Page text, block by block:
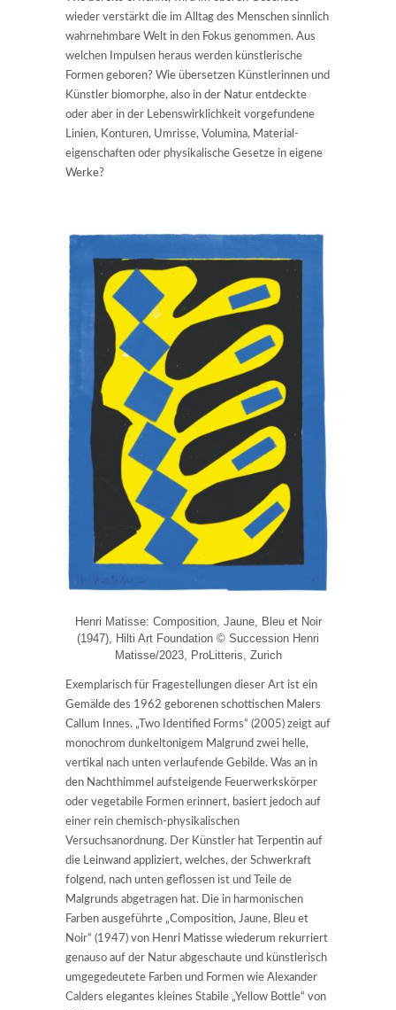
wieder verstärkt die im Alltag des Menschen sinnlich
wahrnehmbare Welt in den Fokus genommen. Aus
welchen Impulsen heraus werden künstlerische
Formen geboren? Wie übersetzen Künstlerinnen und
Künstler biomorphe, also in der Natur entdeckte
oder aber in der Lebenswirklichkeit vorgefundene
Linien, Konturen, Umrisse, Volumina, Material-
eigenschaften oder physikalische Gesetze in eigene
Werke?
Henri Matisse: Composition, Jaune, Bleu et Noir
(1947), Hilti Art Foundation © Succession Henri
Matisse/2023, ProLitteris, Zurich
Exemplarisch für Fragestellungen dieser Art ist ein
Gemälde des 1962 geborenen schottischen Malers
Callum Innes. „Two Identified Forms“ (2005) zeigt auf
monochrom dunkeltonigem Malgrund zwei helle,
vertikal nach unten verlaufende Gebilde. Was an in
den Nachthimmel aufsteigende Feuerwerkskörper
oder vegetabile Formen erinnert, basiert jedoch auf
einer rein chemisch-physikalischen
Versuchsanordnung. Der Künstler hat Terpentin auf
die Leinwand appliziert, welches, der Schwerkraft
folgend, nach unten geflossen ist und Teile de
Malgrunds abgetragen hat. Die in harmonischen
Farben ausgeführte „Composition, Jaune, Bleu et
Noir“ (1947) von Henri Matisse wiederum rekurriert
genauso auf der Natur abgeschaute und künstlerisch
umgegedeutete Farben und Formen wie Alexander
Calders elegantes kleines Stabile „Yellow Bottle“ von